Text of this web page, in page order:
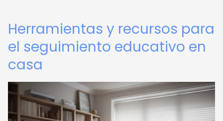
Herramientas y recursos para
el seguimiento educativo en
casa